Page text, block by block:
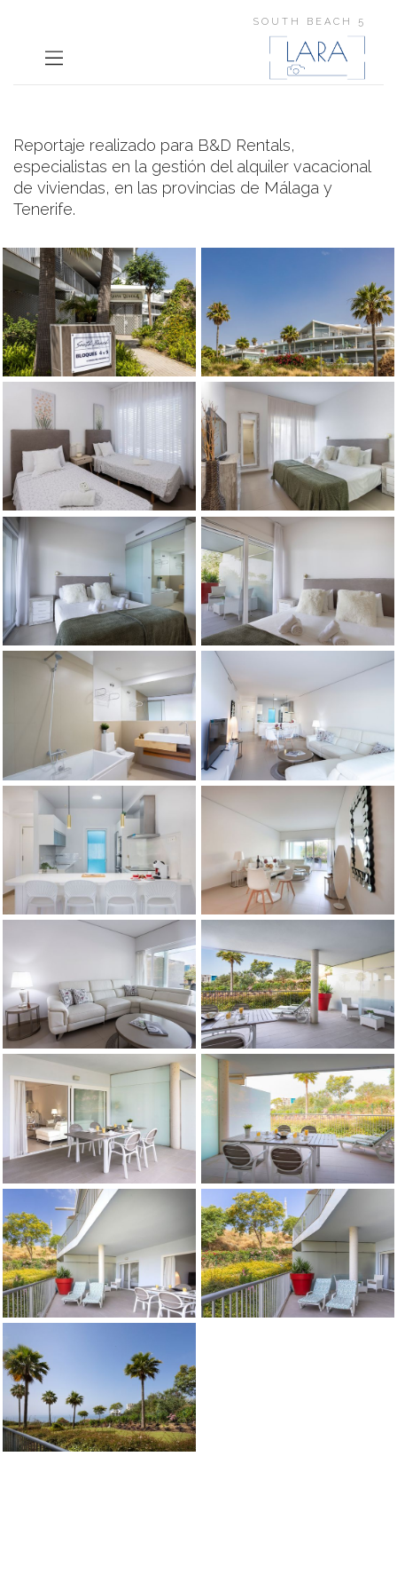
SOUTH BEACH 5
Reportaje realizado para B&D Rentals,
especialistas en la gestión del alquiler vacacional
de viviendas, en las provincias de Málaga y
Tenerife.